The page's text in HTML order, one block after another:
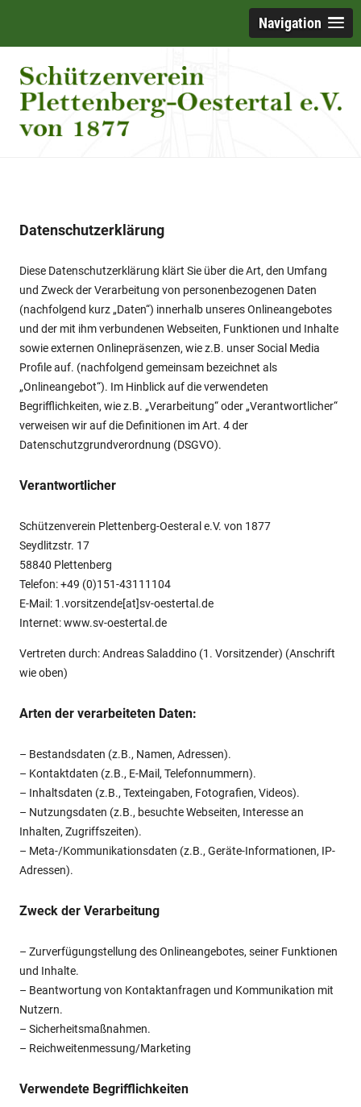
Navigation
Datenschutzerklärung
Diese Datenschutzerklärung klärt Sie über die Art, den Umfang
und Zweck der Verarbeitung von personenbezogenen Daten
(nachfolgend kurz „Daten“) innerhalb unseres Onlineangebotes
und der mit ihm verbundenen Webseiten, Funktionen und Inhalte
sowie externen Onlinepräsenzen, wie z.B. unser Social Media
Profile auf. (nachfolgend gemeinsam bezeichnet als
„Onlineangebot“). Im Hinblick auf die verwendeten
Begrifflichkeiten, wie z.B. „Verarbeitung“ oder „Verantwortlicher“
verweisen wir auf die Definitionen im Art. 4 der
Datenschutzgrundverordnung (DSGVO).
Verantwortlicher
Schützenverein Plettenberg-Oesteral e.V. von 1877
Seydlitzstr. 17
58840 Plettenberg
Telefon: +49 (0)151-43111104
E-Mail: 1.vorsitzende[at]sv-oestertal.de
Internet: www.sv-oestertal.de
Vertreten durch: Andreas Saladdino (1. Vorsitzender) (Anschrift
wie oben)
Arten der verarbeiteten Daten:
– Bestandsdaten (z.B., Namen, Adressen).
– Kontaktdaten (z.B., E-Mail, Telefonnummern).
– Inhaltsdaten (z.B., Texteingaben, Fotografien, Videos).
– Nutzungsdaten (z.B., besuchte Webseiten, Interesse an
Inhalten, Zugriffszeiten).
– Meta-/Kommunikationsdaten (z.B., Geräte-Informationen, IP-
Adressen).
Zweck der Verarbeitung
– Zurverfügungstellung des Onlineangebotes, seiner Funktionen
und Inhalte.
– Beantwortung von Kontaktanfragen und Kommunikation mit
Nutzern.
– Sicherheitsmaßnahmen.
– Reichweitenmessung/Marketing
Verwendete Begrifflichkeiten